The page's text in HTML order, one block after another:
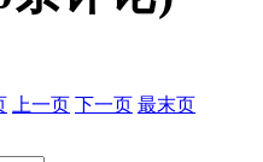
上一页 下一页 最末页